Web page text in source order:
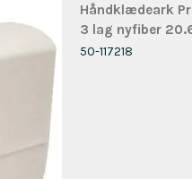
Håndklædeark
3 lag nyfiber
50-117218